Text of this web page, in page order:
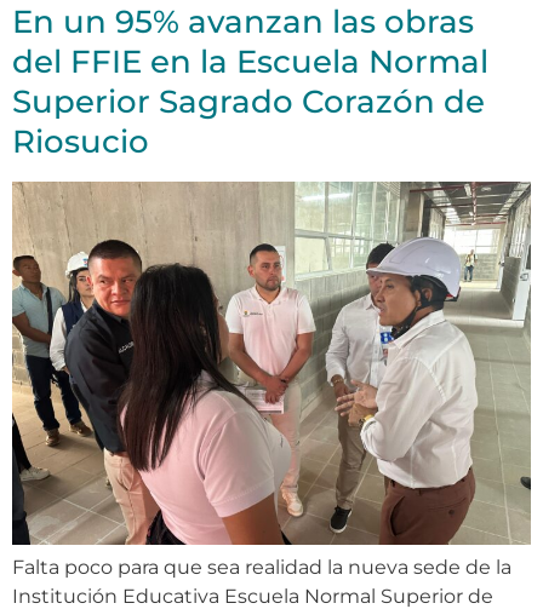
En un 95% avanzan las obras
del FFIE en la Escuela Normal
Superior Sagrado Corazón de
Riosucio
Falta poco para que sea realidad la nueva sede de la
Institución Educativa Escuela Normal Superior de